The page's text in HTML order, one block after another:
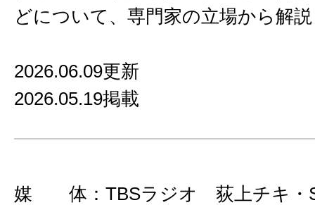
どについて、専門家の立場から解
2026.06.09更新
2026.05.19掲載
媒 体：TBSラジオ 荻上チキ・